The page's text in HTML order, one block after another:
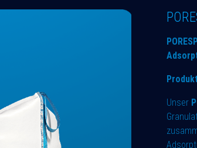
Unser